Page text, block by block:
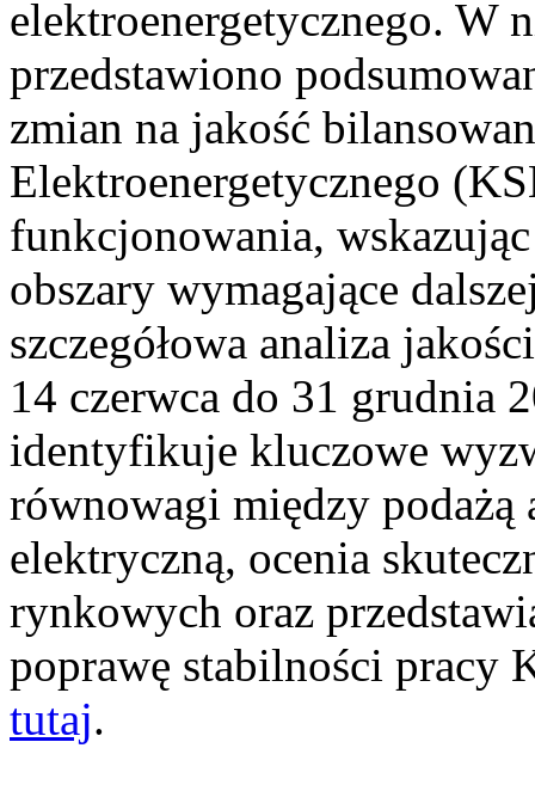
elektroenergetycznego. W
przedstawiono
zmian na jakość
Elektroenergetycznego
funkcjonowania,
obszary wymagające
szczegółowa analiza
14 czerwca do 31 grudnia
identyfikuje kluczowe
równowagi między podażą
elektryczną, ocenia
rynkowych oraz
poprawę stabilności pracy
tutaj.